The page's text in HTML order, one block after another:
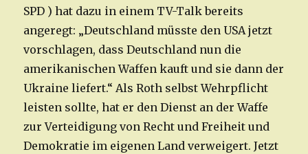
SPD ) hat dazu in einem TV-Talk bereits
angeregt: „Deutschland müsste den USA jetzt
vorschlagen, dass Deutschland nun die
amerikanischen Waffen kauft und sie dann der
Ukraine liefert.“ Als Roth selbst Wehrpflicht
leisten sollte, hat er den Dienst an der Waffe
zur Verteidigung von Recht und Freiheit und
Demokratie im eigenen Land verweigert. Jetzt